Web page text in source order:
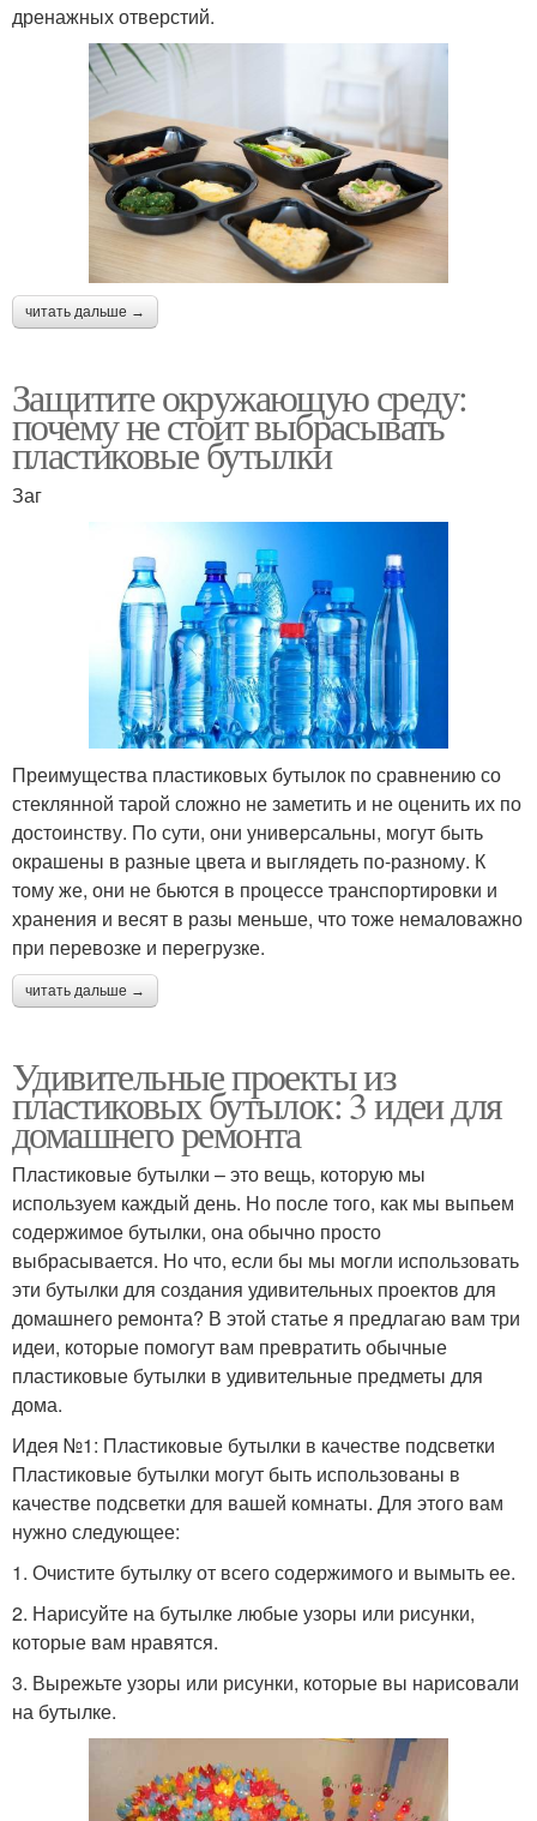
дренажных отверстий.
читать дальше →
Защитите окружающую среду:
почему не стоит выбрасывать
пластиковые бутылки
Заг
Преимущества пластиковых бутылок по сравнению со
стеклянной тарой сложно не заметить и не оценить их по
достоинству. По сути, они универсальны, могут быть
окрашены в разные цвета и выглядеть по-разному. К
тому же, они не бьются в процессе транспортировки и
хранения и весят в разы меньше, что тоже немаловажно
при перевозке и перегрузке.
читать дальше →
Удивительные проекты из
пластиковых бутылок: 3 идеи для
домашнего ремонта
Пластиковые бутылки – это вещь, которую мы
используем каждый день. Но после того, как мы выпьем
содержимое бутылки, она обычно просто
выбрасывается. Но что, если бы мы могли использовать
эти бутылки для создания удивительных проектов для
домашнего ремонта? В этой статье я предлагаю вам три
идеи, которые помогут вам превратить обычные
пластиковые бутылки в удивительные предметы для
дома.
Идея №1: Пластиковые бутылки в качестве подсветки
Пластиковые бутылки могут быть использованы в
качестве подсветки для вашей комнаты. Для этого вам
нужно следующее:
1. Очистите бутылку от всего содержимого и вымыть ее.
2. Нарисуйте на бутылке любые узоры или рисунки,
которые вам нравятся.
3. Вырежьте узоры или рисунки, которые вы нарисовали
на бутылке.